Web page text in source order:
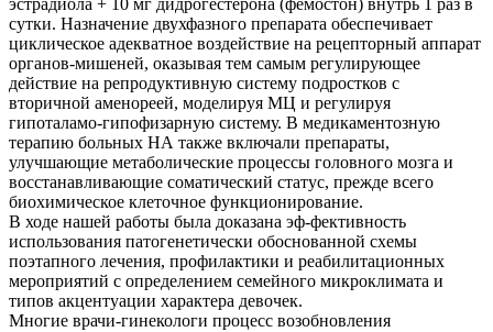
эстрадиола + 10 мг дидрогестерона (фемостон) внутрь 1 раз в
сутки. Назначение двухфазного препарата обеспечивает
циклическое адекватное воздействие на рецепторный аппарат
органов-мишеней, оказывая тем самым регулирующее
действие на репродуктивную систему подростков с
вторичной аменореей, моделируя МЦ и регулируя
гипоталамо-гипофизарную систему. В медикаментозную
терапию больных НА также включали препараты,
улучшающие метаболические процессы головного мозга и
восстанавливающие соматический статус, прежде всего
биохимическое клеточное функционирование.
В ходе нашей работы была доказана эф-фективность
использования патогенетически обоснованной схемы
поэтапного лечения, профилактики и реабилитационных
мероприятий с определением семейного микроклимата и
типов акцентуации характера девочек.
Многие врачи-гинекологи процесс возобновления